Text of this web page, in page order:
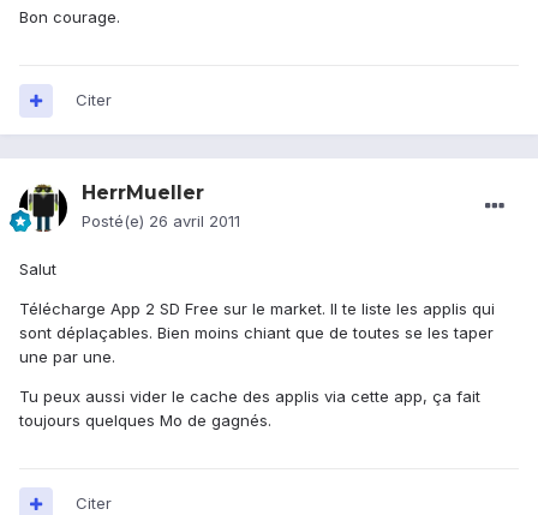
Bon courage.
Citer
HerrMueller
Posté(e) 26 avril 2011
Salut
Télécharge App 2 SD Free sur le market. Il te liste les applis qui
sont déplaçables. Bien moins chiant que de toutes se les taper
une par une.
Tu peux aussi vider le cache des applis via cette app, ça fait
toujours quelques Mo de gagnés.
Citer